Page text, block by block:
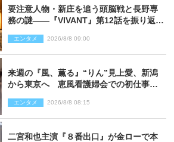
要注意人物・新庄を追う頭脳戦と長野専
務の謎――『VIVANT』第12話を振り返
エンタメ 2026/8/8 09:00
来週の『風、薫る』“りん”見上愛、新潟
から東京へ 恵風看護婦会での初仕事に
エンタメ 2026/8/8 08:15
二宮和也主演『８番出口』が金ローで本